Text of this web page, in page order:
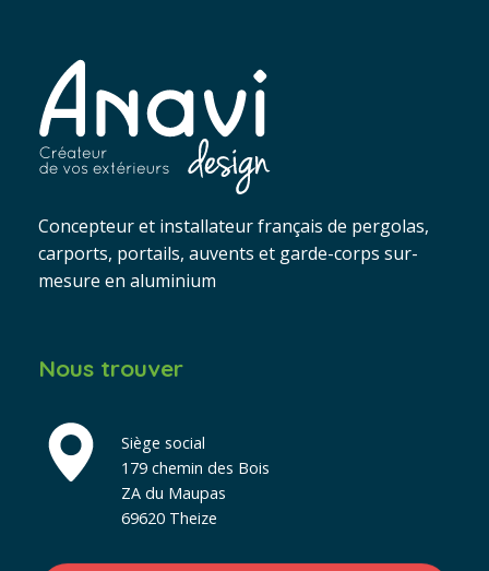
Concepteur et installateur français de pergolas,
carports, portails, auvents et garde-corps sur-
mesure en aluminium
Nous trouver
Siège social
179 chemin des Bois
ZA du Maupas
69620 Theize